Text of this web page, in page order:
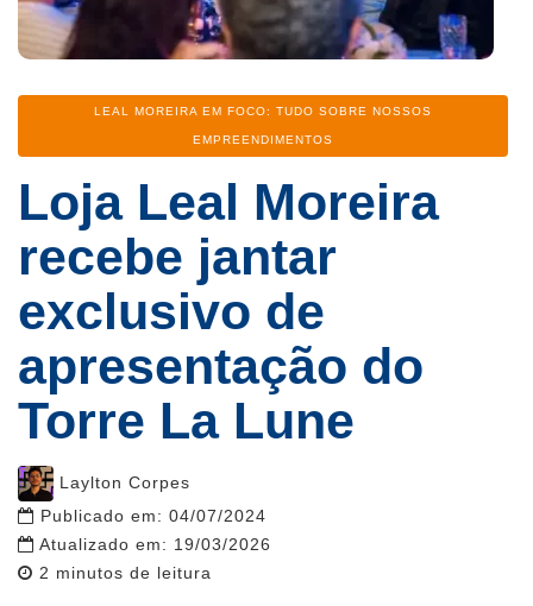
CategoriaLEAL MOREIRA EM FOCO: TUDO SOBRE NOSSOS
EMPREENDIMENTOS
Loja Leal Moreira
recebe jantar
exclusivo de
apresentação do
Torre La Lune
Post
author
Laylton Corpes
Publicado em: 04/07/2024
Atualizado em: 19/03/2026
Reading
2 minutos de leitura